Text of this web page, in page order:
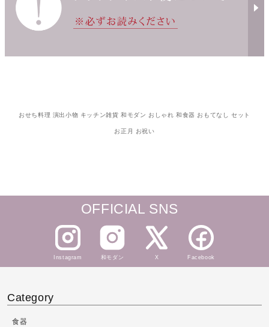
おせち料理 演出小物 キッチン雑貨 和モダン おしゃれ 和食器 おもてなし セット
お正月 お祝い
OFFICIAL SNS
Instagram 和モダン X Facebook
Category
食器